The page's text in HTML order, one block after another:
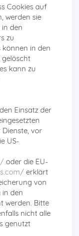
Cookies auf
werden sie
den
zu
können in den
gelöscht
kann zu
Einsatz der
Dienste, vor
US-
oder die EU-
erklärt
von
in den
werden. Bitte
nicht alle
genutzt